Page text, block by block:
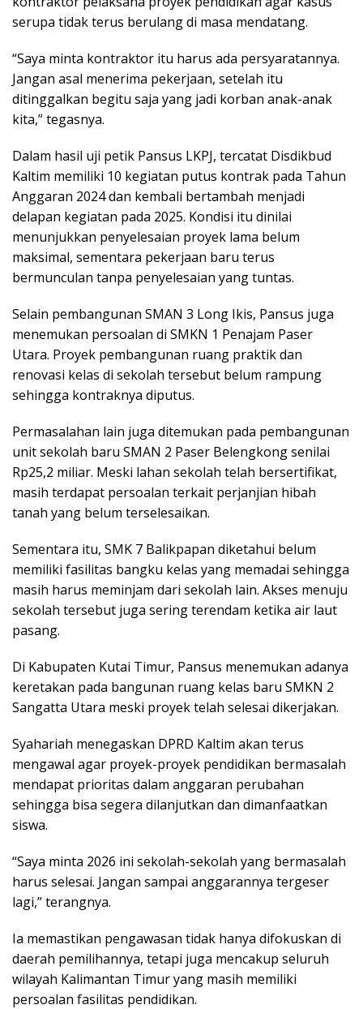
serupa tidak terus berulang di masa mendatang.
“Saya minta kontraktor itu harus ada persyaratannya.
Jangan asal menerima pekerjaan, setelah itu
ditinggalkan begitu saja yang jadi korban anak-anak
kita,” tegasnya.
Dalam hasil uji petik Pansus LKPJ, tercatat Disdikbud
Kaltim memiliki 10 kegiatan putus kontrak pada Tahun
Anggaran 2024 dan kembali bertambah menjadi
delapan kegiatan pada 2025. Kondisi itu dinilai
menunjukkan penyelesaian proyek lama belum
maksimal, sementara pekerjaan baru terus
bermunculan tanpa penyelesaian yang tuntas.
Selain pembangunan SMAN 3 Long Ikis, Pansus juga
menemukan persoalan di SMKN 1 Penajam Paser
Utara. Proyek pembangunan ruang praktik dan
renovasi kelas di sekolah tersebut belum rampung
sehingga kontraknya diputus.
Permasalahan lain juga ditemukan pada pembangunan
unit sekolah baru SMAN 2 Paser Belengkong senilai
Rp25,2 miliar. Meski lahan sekolah telah bersertifikat,
masih terdapat persoalan terkait perjanjian hibah
tanah yang belum terselesaikan.
Sementara itu, SMK 7 Balikpapan diketahui belum
memiliki fasilitas bangku kelas yang memadai sehingga
masih harus meminjam dari sekolah lain. Akses menuju
sekolah tersebut juga sering terendam ketika air laut
pasang.
Di Kabupaten Kutai Timur, Pansus menemukan adanya
keretakan pada bangunan ruang kelas baru SMKN 2
Sangatta Utara meski proyek telah selesai dikerjakan.
Syahariah menegaskan DPRD Kaltim akan terus
mengawal agar proyek-proyek pendidikan bermasalah
mendapat prioritas dalam anggaran perubahan
sehingga bisa segera dilanjutkan dan dimanfaatkan
siswa.
“Saya minta 2026 ini sekolah-sekolah yang bermasalah
harus selesai. Jangan sampai anggarannya tergeser
lagi,” terangnya.
Ia memastikan pengawasan tidak hanya difokuskan di
daerah pemilihannya, tetapi juga mencakup seluruh
wilayah Kalimantan Timur yang masih memiliki
persoalan fasilitas pendidikan.